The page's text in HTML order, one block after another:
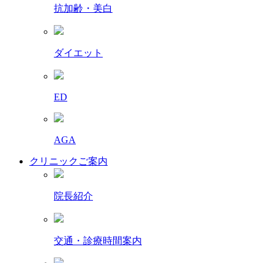
抗加齢・美白
ダイエット
ED
AGA
クリニックご案内
院長紹介
交通・診療時間案内